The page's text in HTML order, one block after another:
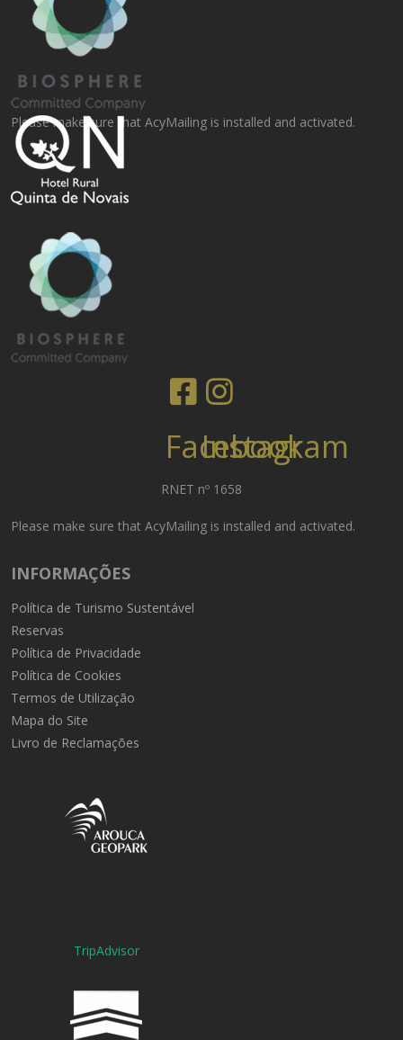
Please make sure that AcyMailing is installed and activated.
Facebook
Instagram
RNET nº 1658
Please make sure that AcyMailing is installed and activated.
INFORMAÇÕES
Política de Turismo Sustentável
Reservas
Política de Privacidade
Política de Cookies
Termos de Utilização
Mapa do Site
Livro de Reclamações
TripAdvisor